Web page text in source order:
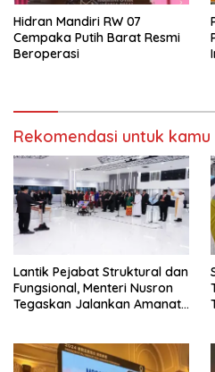
Hidran Mandiri RW 07
Cempaka Putih Barat Resmi
Beroperasi
Rekomendasi untuk kamu
Lantik Pejabat Struktural dan
Fungsional, Menteri Nusron
Tegaskan Jalankan Amanat